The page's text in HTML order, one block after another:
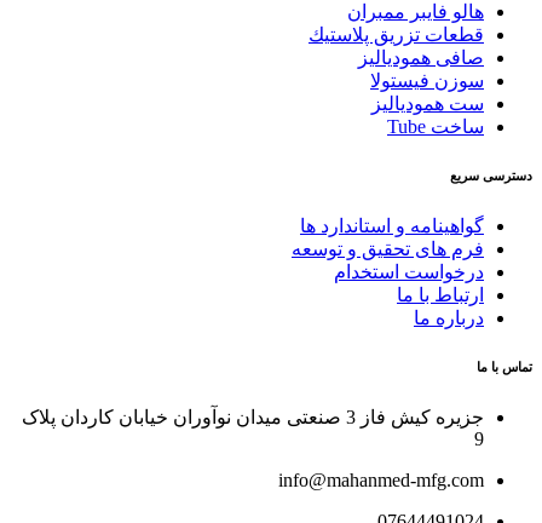
هالو فایبر ممبران
قطعات تزريق پلاستيك
صافی همودیالیز
سوزن فیستولا
ست همودیالیز
ساخت Tube
دسترسی سریع
گواهینامه و استاندارد ها
فرم های تحقیق و توسعه
درخواست استخدام
ارتباط با ما
درباره ما
تماس با ما
جزیره کیش فاز 3 صنعتی میدان نوآوران خیابان کاردان پلاک
9
info@mahanmed-mfg.com